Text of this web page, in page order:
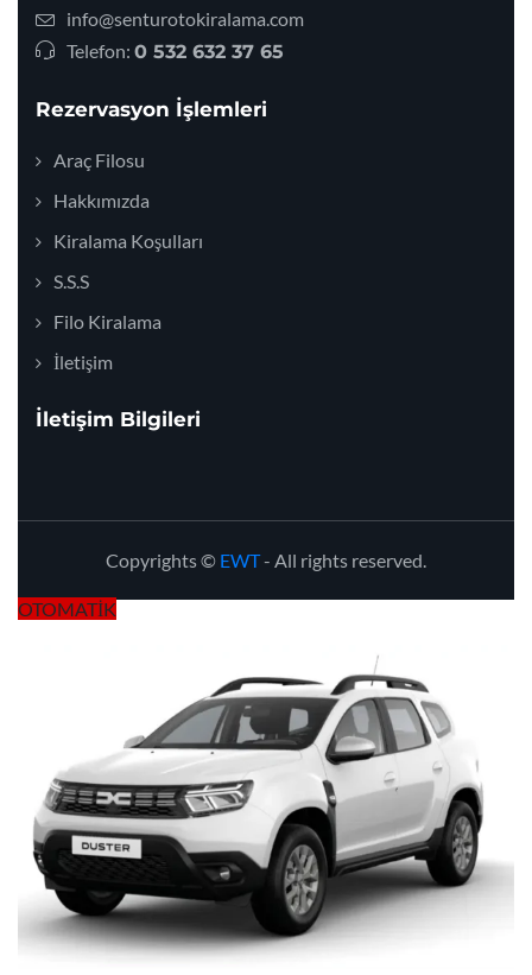
info@senturotokiralama.com
Telefon: 0 532 632 37 65
Rezervasyon İşlemleri
Araç Filosu
Hakkımızda
Kiralama Koşulları
S.S.S
Filo Kiralama
İletişim
İletişim Bilgileri
Copyrights © EWT- All rights reserved.
OTOMATİK